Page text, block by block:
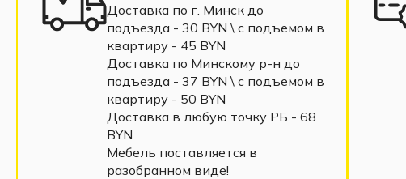
Доставка по г. Минск до
подъезда - 30 BYN \ c подъемом в
квартиру - 45 BYN
Доставка по Минскому р-н до
подъезда - 37 BYN \ c подъемом в
квартиру - 50 BYN
Доставка в любую точку РБ - 68
BYN
Мебель поставляется в
разобранном виде!